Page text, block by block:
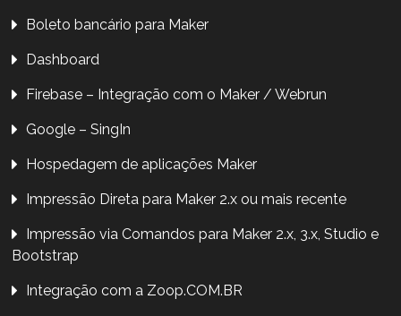
Boleto bancário para Maker
Dashboard
Firebase – Integração com o Maker / Webrun
Google – SingIn
Hospedagem de aplicações Maker
Impressão Direta para Maker 2.x ou mais recente
Impressão via Comandos para Maker 2.x, 3.x, Studio e
Bootstrap
Integração com a Zoop.COM.BR